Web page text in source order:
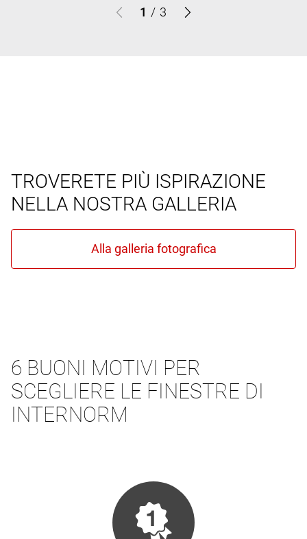
1 / 3
TROVERETE PIÙ ISPIRAZIONE
NELLA NOSTRA GALLERIA
6 BUONI MOTIVI PER
SCEGLIERE LE FINESTRE DI
INTERNORM